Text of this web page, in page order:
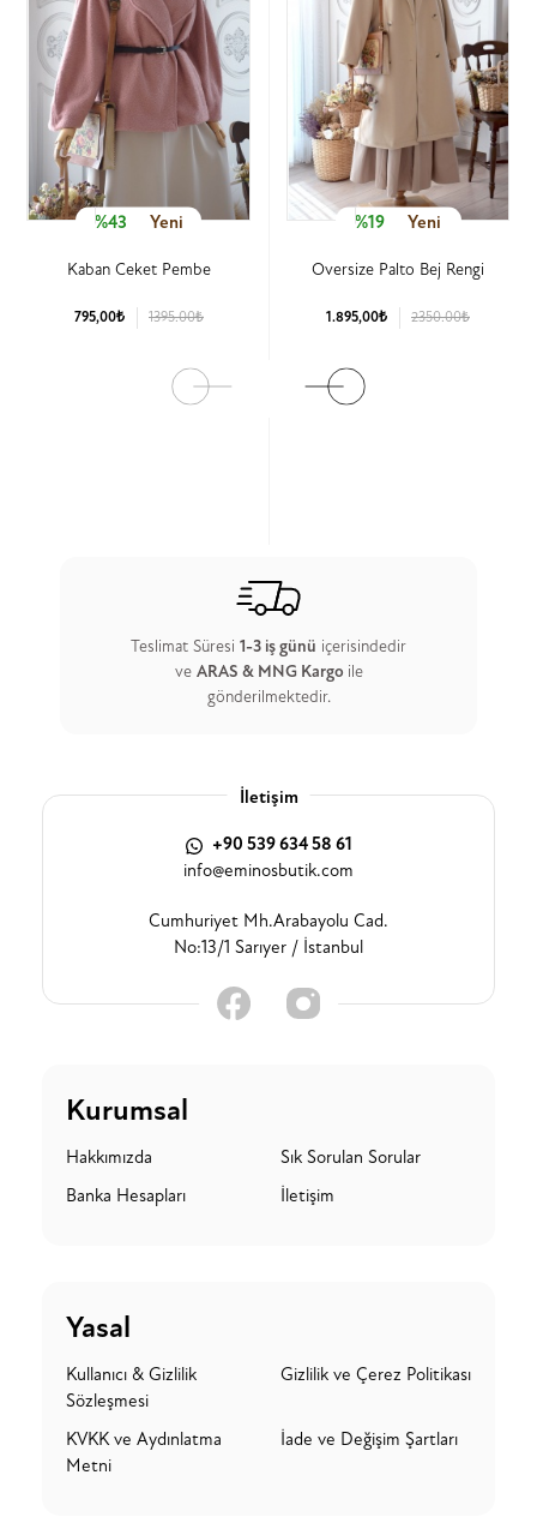
%43 Yeni
Kaban Ceket Pembe
795,00₺ 1395.00₺
%19 Yeni
Oversize Palto Bej Rengi
1.895,00₺ 2350.00₺
Teslimat Süresi 1-3 iş günü içerisindedir
ve ARAS & MNG Kargo ile
gönderilmektedir.
İletişim
+90 539 634 58 61
info@eminosbutik.com
Cumhuriyet Mh.Arabayolu Cad.
No:13/1 Sarıyer / İstanbul
Kurumsal
Hakkımızda
Sık Sorulan Sorular
Banka Hesapları
İletişim
Yasal
Kullanıcı & Gizlilik
Sözleşmesi
Gizlilik ve Çerez Politikası
KVKK ve Aydınlatma
Metni
İade ve Değişim Şartları